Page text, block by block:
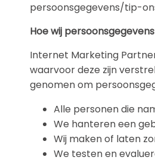
persoonsgegevens/tip-
Hoe wij
Internet Marketing
waarvoor deze zijn
genomen om
Alle personen die
We hanteren een
Wij maken of laten
We testen en